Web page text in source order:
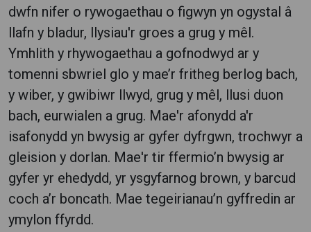
dwfn nifer o rywogaethau o figwyn yn ogystal â
llafn y bladur, llysiau'r groes a grug y mêl.
Ymhlith y rhywogaethau a gofnodwyd ar y
tomenni sbwriel glo y mae’r fritheg berlog bach,
y wiber, y gwibiwr llwyd, grug y mêl, llusi duon
bach, eurwialen a grug. Mae'r afonydd a'r
isafonydd yn bwysig ar gyfer dyfrgwn, trochwyr a
gleision y dorlan. Mae'r tir ffermio’n bwysig ar
gyfer yr ehedydd, yr ysgyfarnog brown, y barcud
coch a’r boncath. Mae tegeirianau’n gyffredin ar
ymylon ffyrdd.